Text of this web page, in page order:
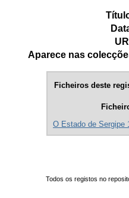
Aparece nas
Ficheiros deste
O Estado de Sergipe
Todos os registos no